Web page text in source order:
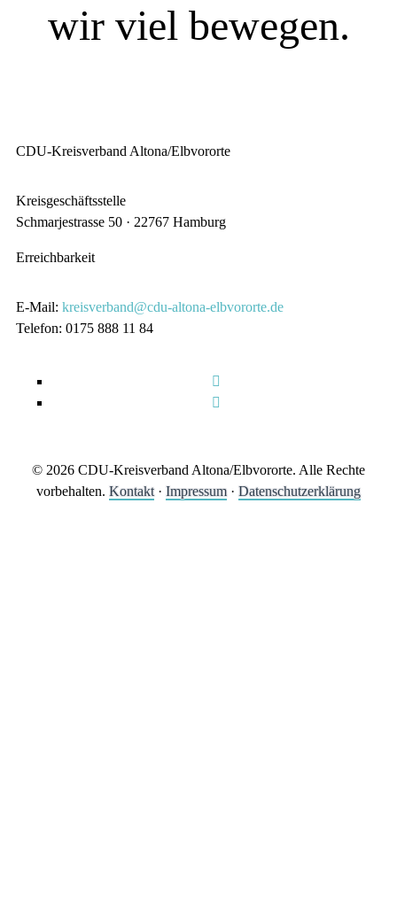
wir viel bewegen.
CDU-Kreisverband Altona/Elbvororte
Kreisgeschäftsstelle
Schmarjestrasse 50 · 22767 Hamburg
Erreichbarkeit
E-Mail: kreisverband@cdu-altona-elbvororte.de
Telefon: 0175 888 11 84
© 2026 CDU-Kreisverband Altona/Elbvororte. Alle Rechte
vorbehalten. Kontakt· Impressum · Datenschutzerklärung